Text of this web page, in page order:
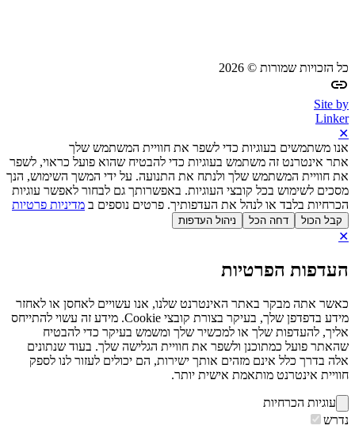
כל הזכויות שמורות © 2026
Site by
Linker
✕
אנו משתמשים בעוגיות כדי לשפר את חוויית המשתמש שלך
אתר אינטרנט זה משתמש בעוגיות כדי להבטיח שהוא פועל כראוי, לשפר
את חוויית המשתמש שלך ולנתח את התנועה. על ידי המשך השימוש, הנך
מסכים לשימוש בכל קובצי העוגיות. באפשרותך גם לבחור לאפשר עוגיות
הכרחיות בלבד או לנהל את העדפותיך. פרטים נוספים ב מדיניות פרטיות
קבל הכול דחה הכל ניהול העדפות
✕
העדפות הפרטיות
כאשר אתה מבקר באתר האינטרנט שלנו, אנו עשויים לאחסן או לאחזר
מידע בדפדפן שלך, בעיקר בצורת קובצי Cookie. מידע זה עשוי להתייחס
אליך, להעדפות שלך או למכשיר שלך ומשמש בעיקר כדי להבטיח
שהאתר פועל כמתוכנן ולשפר את חוויית הגלישה שלך. בעוד שנתונים
אלה בדרך כלל אינם מזהים אותך ישירות, הם יכולים לעזור לנו לספק
חוויית אינטרנט מותאמת אישית יותר.
עוגיות הכרחיות
נדרש